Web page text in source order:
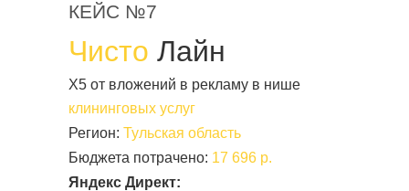
Чисто Лайн
Яндекс Директ:
КЕЙС №7
Регион: Тульская область
Бюджета потрачено: 17 696 р.
Х5 от вложений в рекламу в нише
клининговых услуг